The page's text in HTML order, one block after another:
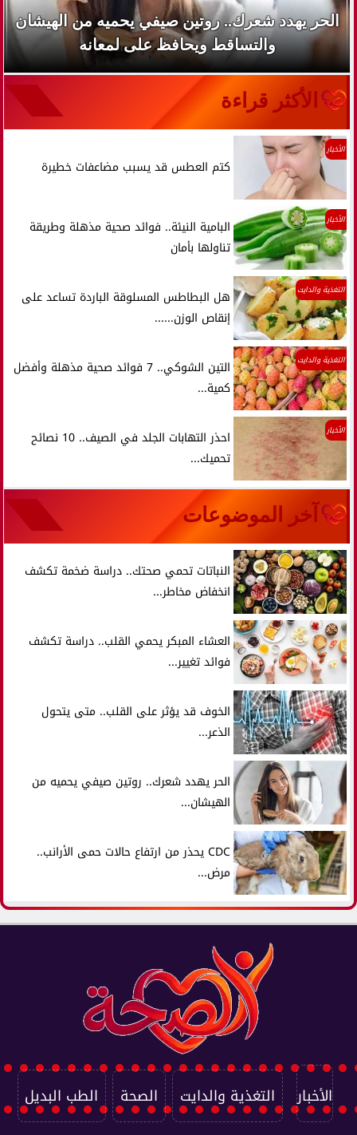
الحر يهدد شعرك.. روتين صيفي يحميه من الهيشان
والتساقط ويحافظ على لمعانه
الأكثر قراءة
الأخبار
كتم العطس قد يسبب مضاعفات خطيرة
الأخبار
البامية النيئة.. فوائد صحية مذهلة وطريقة
تناولها بأمان
التغذية والدايت
هل البطاطس المسلوقة الباردة تساعد على
إنقاص الوزن......
التغذية والدايت
التين الشوكي.. 7 فوائد صحية مذهلة وأفضل
كمية...
الأخبار
احذر التهابات الجلد في الصيف.. 10 نصائح
تحميك...
آخر الموضوعات
النباتات تحمي صحتك.. دراسة ضخمة تكشف
انخفاض مخاطر...
العشاء المبكر يحمي القلب.. دراسة تكشف
فوائد تغيير...
الخوف قد يؤثر على القلب.. متى يتحول
الذعر...
الحر يهدد شعرك.. روتين صيفي يحميه من
الهيشان...
CDC يحذر من ارتفاع حالات حمى الأرانب..
مرض...
الأخبار التغذية والدايت الصحة الطب البديل